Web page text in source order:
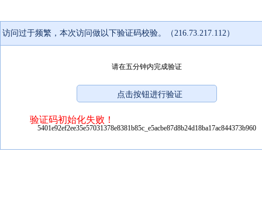
访问过于频繁，本次访问做以下验证码校验。（216.73.217.112）
请在五分钟内完成验证
验证码初始化失败！
5401e92ef2ee35e57031378e8381b85c_e5acbe87d8b24d18ba17ac844373b960